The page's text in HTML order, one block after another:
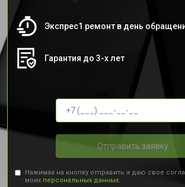
Экспрес1 ремонт в день
Гарантия до 3-х лет
Отправить заявку
Нажимая на кнопку отправить я даю свое
моих персональных данных.